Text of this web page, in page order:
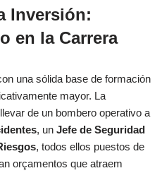
Inversión:
en la Carrera
una sólida base de formación
mayor. La
de un bombero operativo a
, un Jefe de Seguridad
, todos ellos puestos de
orçamentos que atraem